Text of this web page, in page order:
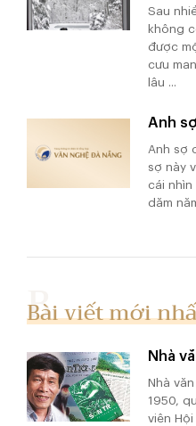
Sau
không
được
cưu
lâu ...
Anh
Anh sợ
sợ này
cái nhìn
dăm
Bài viết mới
Nhà
Nhà
1950,
viên